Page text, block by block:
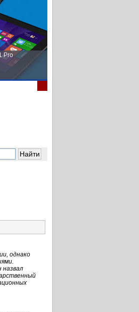
Pro
однако
назвал